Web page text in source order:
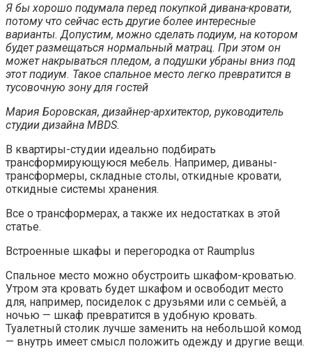
Я бы хорошо подумала перед покупкой дивана-кровати,
потому что сейчас есть другие более интересные
варианты. Допустим, можно сделать подиум, на котором
будет размещаться нормальный матрац. При этом он
может накрываться пледом, а подушки убраны вниз под
этот подиум. Такое спальное место легко превратится в
тусовочную зону для гостей
Мария Боровская, дизайнер-архитектор, руководитель
студии дизайна MBDS.
В квартиры-студии идеально подбирать
трансформирующуюся мебель. Например, диваны-
трансформеры, складные столы, откидные кровати,
откидные системы хранения.
Все о трансформерах, а также их недостатках в этой
статье.
Встроенные шкафы и перегородка от Raumplus
Спальное место можно обустроить шкафом-кроватью.
Утром эта кровать будет шкафом и освободит место
для, например, посиделок с друзьями или c семьёй, а
ночью — шкаф превратится в удобную кровать.
Туалетный столик лучше заменить на небольшой комод
— внутрь имеет смысл положить одежду и другие вещи.